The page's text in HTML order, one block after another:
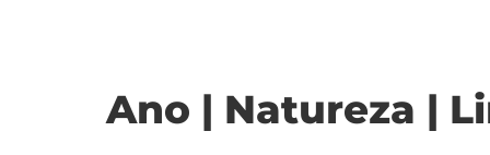
Ano | Natureza |